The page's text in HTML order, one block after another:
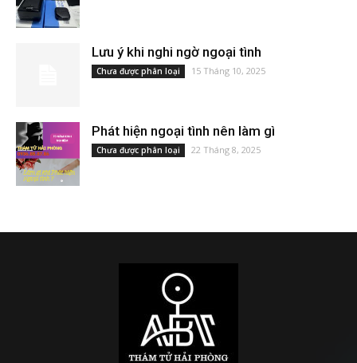
Lưu ý khi nghi ngờ ngoại tình
Chưa được phân loại 15 Tháng 10, 2025
Phát hiện ngoại tình nên làm gì
Chưa được phân loại 22 Tháng 8, 2025